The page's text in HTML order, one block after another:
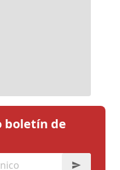
boletín de